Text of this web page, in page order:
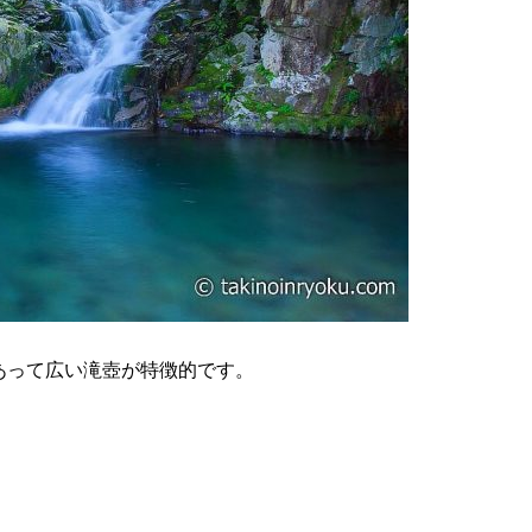
て広い滝壺が特徴的です。